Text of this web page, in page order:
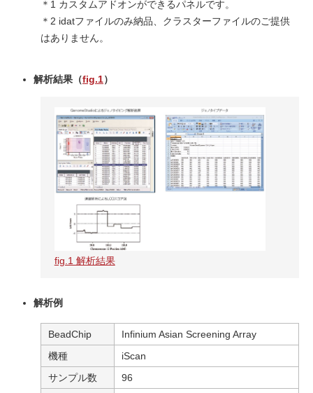
＊1 カスタムアドオンができるパネルです。
＊2 idatファイルのみ納品、クラスターファイルのご提供
はありません。
解析結果（fig.1）
fig.1 解析結果
解析例
BeadChip
Infinium Asian Screening Array
機種
iScan
サンプル数
96